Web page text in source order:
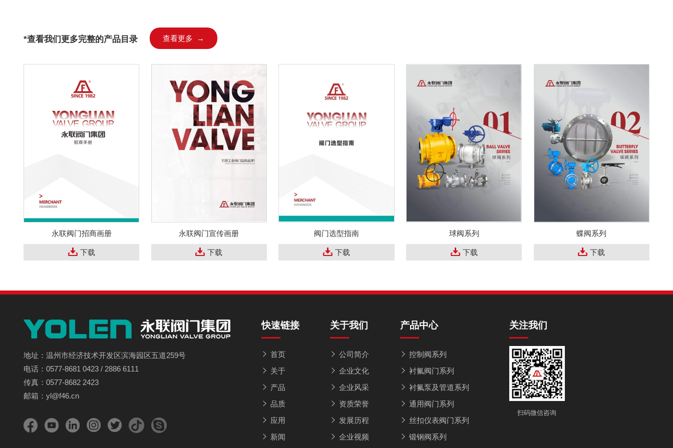
*查看我们更多完整的产品目录 查看更多 →
永联阀门招商画册
下载
永联阀门宣传画册
下载
阀门选型指南
下载
球阀系列
下载
蝶阀系列
下载
地址：温州市经济技术开发区滨海园区五道259号
电话：0577-8681 0423 / 2886 6111
传真：0577-8682 2423
邮箱：yl@f46.cn
快速链接
首页
关于
产品
品质
应用
新闻
关于我们
公司简介
企业文化
企业风采
资质荣誉
发展历程
企业视频
产品中心
控制阀系列
衬氟阀门系列
衬氟泵及管道系列
通用阀门系列
丝扣仪表阀门系列
锻钢阀系列
关注我们
扫码微信咨询